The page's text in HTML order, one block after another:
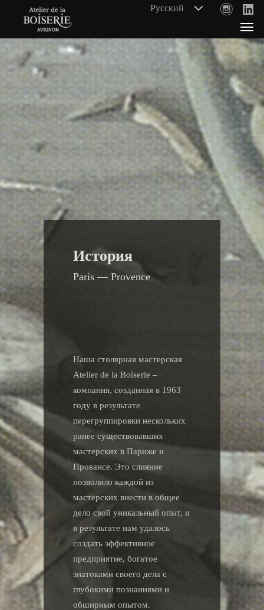
История
Paris — Provence
Наша столярная мастерская
Atelier de la Boiserie –
компания, созданная в 1963
году в результате
перегруппировки нескольких
ранее существовавших
мастерских в Париже и
Провансе. Это слияние
позволило каждой из
мастерских внести в общее
дело свой уникальный опыт, и
в результате нам удалось
создать эффективное
предприятие, богатое
знатоками своего дела с
глубокими познаниями и
обширным опытом.